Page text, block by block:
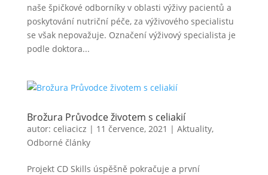
naše špičkové odborníky v oblasti výživy pacientů a
poskytování nutriční péče, za výživového specialistu
se však nepovažuje. Označení výživový specialista je
podle doktora...
Brožura Průvodce životem s celiakií
autor: celiacicz | 11 července, 2021 | Aktuality,
Odborné články
Projekt CD Skills úspěšně pokračuje a první